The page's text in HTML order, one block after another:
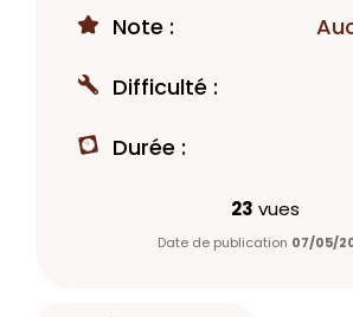
Note :
Difficulté :
Durée :
23 vues
Date de publication 07/05/